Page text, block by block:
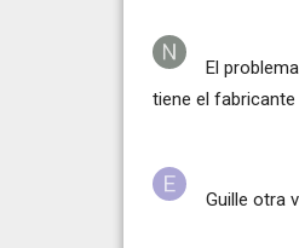
El
tiene el fabricante
Guille otra